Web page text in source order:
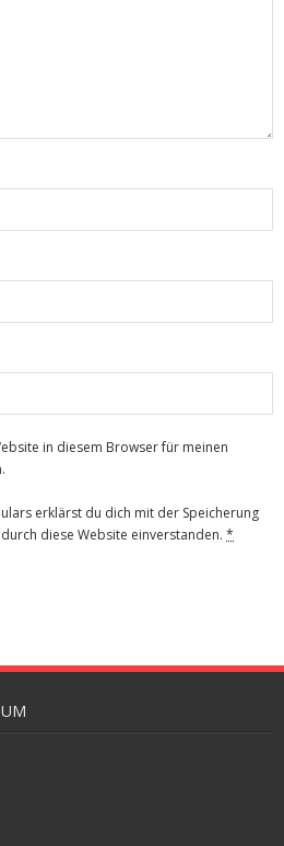
in diesem Browser für meinen
erklärst du dich mit der Speicherung
diese Website einverstanden. *